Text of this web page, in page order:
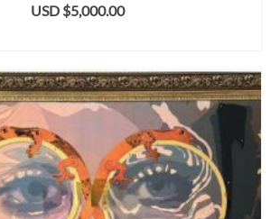
USD $5,000.00